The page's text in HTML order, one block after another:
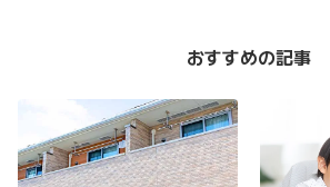
おすすめの記事